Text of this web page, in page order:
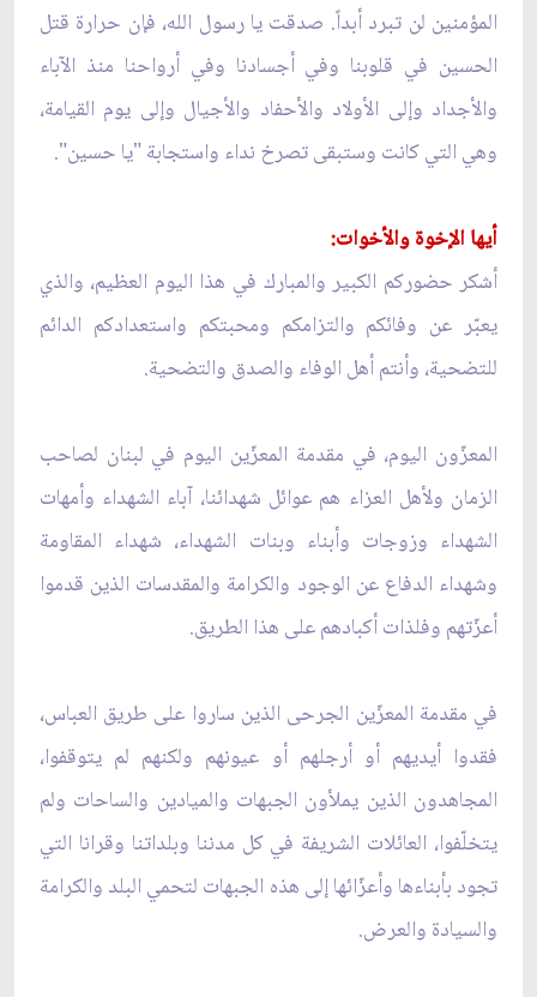
المؤمنين لن تبرد أبداً. صدقت يا رسول الله، فإن حرارة قتل
الحسين في قلوبنا وفي أجسادنا وفي أرواحنا منذ الآباء
والأجداد وإلى الأولاد والأحفاد والأجيال وإلى يوم القيامة،
وهي التي كانت وستبقى تصرخ نداء واستجابة "يا حسين".
أيها الإخوة والأخوات:
أشكر حضوركم الكبير والمبارك في هذا اليوم العظيم، والذي
يعبّر عن وفائكم والتزامكم ومحبتكم واستعدادكم الدائم
للتضحية، وأنتم أهل الوفاء والصدق والتضحية.
المعزّون اليوم، في مقدمة المعزّين اليوم في لبنان لصاحب
الزمان ولأهل العزاء هم عوائل شهدائنا، آباء الشهداء وأمهات
الشهداء وزوجات وأبناء وبنات الشهداء، شهداء المقاومة
وشهداء الدفاع عن الوجود والكرامة والمقدسات الذين قدموا
أعزّتهم وفلذات أكبادهم على هذا الطريق.
في مقدمة المعزّين الجرحى الذين ساروا على طريق العباس،
فقدوا أيديهم أو أرجلهم أو عيونهم ولكنهم لم يتوقفوا،
المجاهدون الذين يملأون الجبهات والميادين والساحات ولم
يتخلّفوا، العائلات الشريفة في كل مدننا وبلداتنا وقرانا التي
تجود بأبناءها وأعزّائها إلى هذه الجبهات لتحمي البلد والكرامة
والسيادة والعرض.